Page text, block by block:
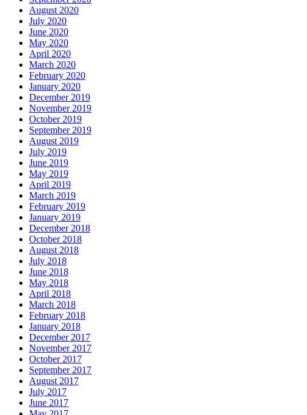
August 2020
July 2020
June 2020
May 2020
April 2020
March 2020
February 2020
January 2020
December 2019
November 2019
October 2019
September 2019
August 2019
July 2019
June 2019
May 2019
April 2019
March 2019
February 2019
January 2019
December 2018
October 2018
August 2018
July 2018
June 2018
May 2018
April 2018
March 2018
February 2018
January 2018
December 2017
November 2017
October 2017
September 2017
August 2017
July 2017
June 2017